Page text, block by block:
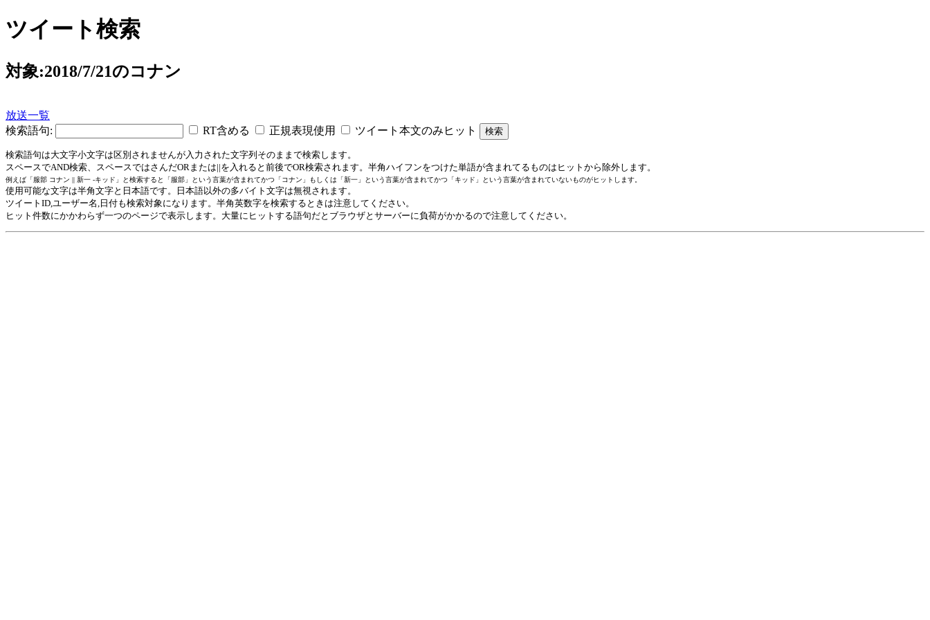
ツイート検索
対象:2018/7/21のコナン
放送一覧
検索語句:
RT含める 正規表現使用 ツイート本文のみヒット
検索語句は大文字小文字は区別されませんが入力された文字列そのままで検索します。
スペースでAND検索、スペースではさんだORまたは||を入れると前後でOR検索されます。半角ハイフンをつけた単語が含まれてるものはヒットから除外します。
例えば「服部 コナン || 新一 -キッド」と検索すると「服部」という言葉が含まれてかつ「コナン」もしくは「新一」という言葉が含まれてかつ「キッド」という言葉が含まれていないものがヒットします。
使用可能な文字は半角文字と日本語です。日本語以外の多バイト文字は無視されます。
ツイートID,ユーザー名,日付も検索対象になります。半角英数字を検索するときは注意してください。
ヒット件数にかかわらず一つのページで表示します。大量にヒットする語句だとブラウザとサーバーに負荷がかかるので注意してください。